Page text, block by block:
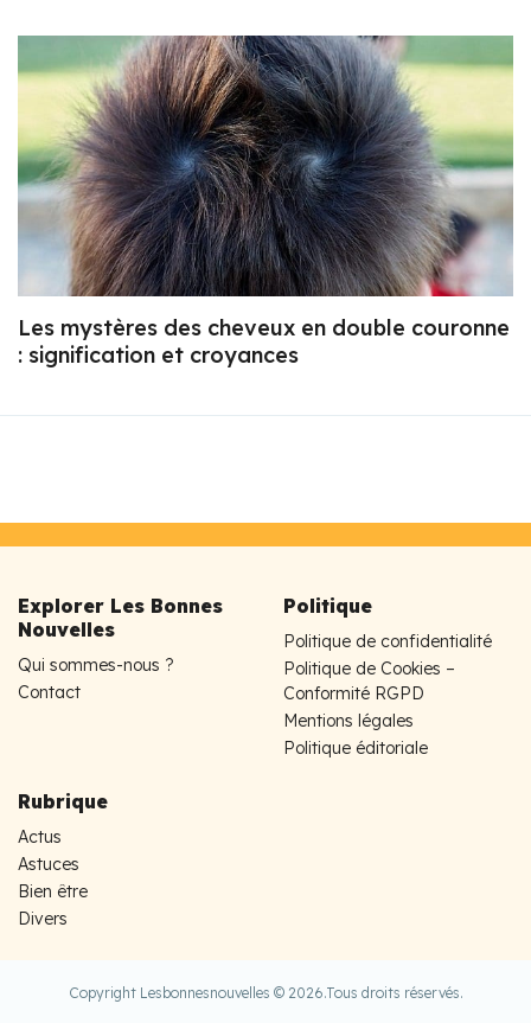
Les mystères des cheveux en double couronne
: signification et croyances
Explorer Les Bonnes
Nouvelles
Qui sommes-nous ?
Contact
Politique
Politique de confidentialité
Politique de Cookies –
Conformité RGPD
Mentions légales
Politique éditoriale
Rubrique
Actus
Astuces
Bien être
Divers
Copyright Lesbonnesnouvelles © 2026.Tous droits réservés.